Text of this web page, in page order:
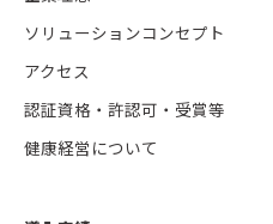
ソリューションコンセプト
アクセス
認証資格・許認可・受賞等
健康経営について